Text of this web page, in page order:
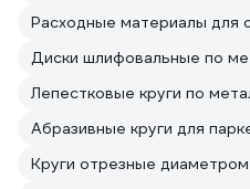
Расходные материалы для
Диски шлифовальные по
Лепестковые круги по
Абразивные круги для
Круги отрезные